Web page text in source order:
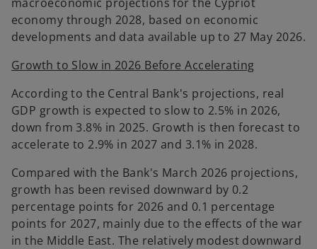
economy through 2028, based on economic
developments and data available up to 27 May 2026.
Growth to Slow in 2026 Before Accelerating
According to the Central Bank's projections, real
GDP growth is expected to slow to 2.5% in 2026,
down from 3.8% in 2025. Growth is then forecast to
accelerate to 2.9% in 2027 and 3.1% in 2028.
Compared with the Bank's March 2026 projections,
growth has been revised downward by 0.2
percentage points for 2026 and 0.1 percentage
points for 2027, mainly due to the effects of the war
in the Middle East. The relatively modest downward